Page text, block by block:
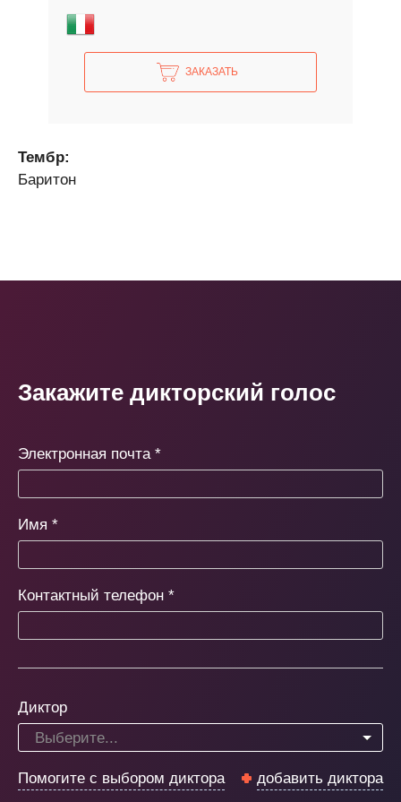
ЗАКАЗАТЬ
Тембр:
Баритон
Закажите дикторский голос
Электронная почта *
Имя *
Контактный телефон *
Диктор
Выберите...
Помогите с выбором диктора добавить диктора